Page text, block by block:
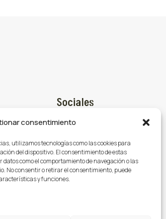
consentimiento
utilizamos tecnologías como las cookies para
del dispositivo. El consentimiento de estas
como el comportamiento de navegación o las
No consentir o retirar el consentimiento, puede
y funciones.
Sociales
 Facebook
 X (Twitter)
 Instagram